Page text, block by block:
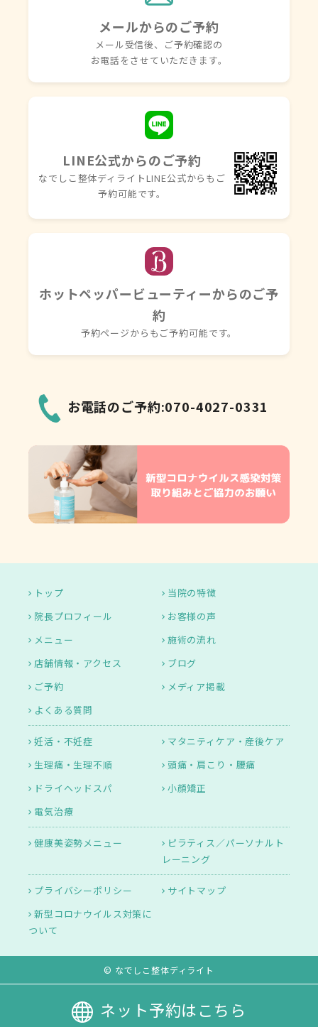
メールからのご予約
メール受信後、ご予約確認の
お電話をさせていただきます。
LINE公式からのご予約
なでしこ整体ディライトLINE公式からもご
予約可能です。
ホットペッパービューティーからのご予
約
予約ページからもご予約可能です。
お電話のご予約:070-4027-0331
トップ
当院の特徴
院長プロフィール
お客様の声
メニュー
施術の流れ
店舗情報・アクセス
ブログ
ご予約
メディア掲載
よくある質問
妊活・不妊症
マタニティケア・産後ケア
生理痛・生理不順
頭痛・肩こり・腰痛
ドライヘッドスパ
小顔矯正
電気治療
健康美姿勢メニュー
ピラティス／パーソナルト
レーニング
プライバシーポリシー
サイトマップ
新型コロナウイルス対策に
ついて
© なでしこ整体ディライト
ネット予約はこちら